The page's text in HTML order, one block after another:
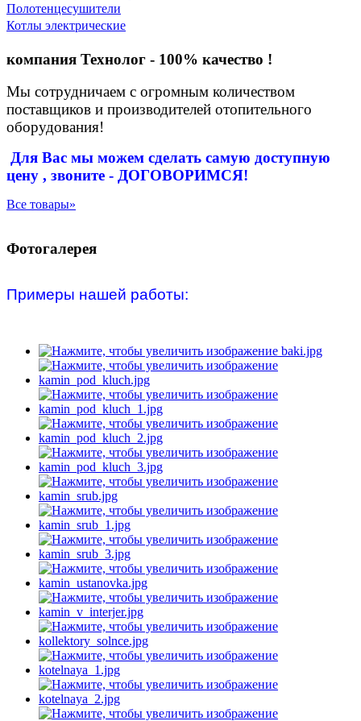
Полотенцесушители
Котлы электрические
компания Технолог - 100% качество !
Мы сотрудничаем с огромным количеством
поставщиков и производителей отопительного
оборудования!
Для Вас мы можем сделать самую доступную
цену , звоните - ДОГОВОРИМСЯ!
Все товары»
Фотогалерея
Примеры нашей работы: